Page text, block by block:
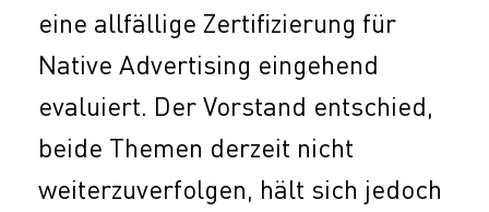
eine allfällige Zertifizierung für
Native Advertising eingehend
evaluiert. Der Vorstand entschied,
beide Themen derzeit nicht
weiterzuverfolgen, hält sich jedoch